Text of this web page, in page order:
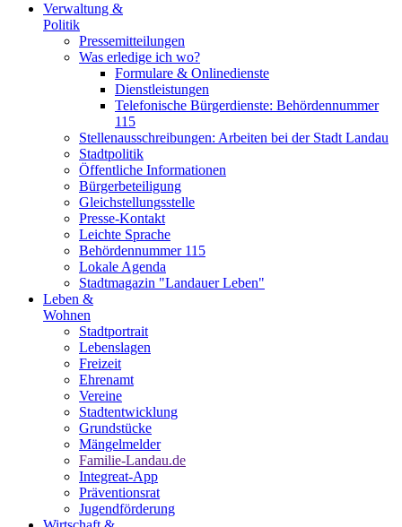
Verwaltung &
Politik
Pressemitteilungen
Was erledige ich wo?
Formulare & Onlinedienste
Dienstleistungen
Telefonische Bürgerdienste: Behördennummer
115
Stellenausschreibungen: Arbeiten bei der Stadt Landau
Stadtpolitik
Öffentliche Informationen
Bürgerbeteiligung
Gleichstellungsstelle
Presse-Kontakt
Leichte Sprache
Behördennummer 115
Lokale Agenda
Stadtmagazin "Landauer Leben"
Leben &
Wohnen
Stadtportrait
Lebenslagen
Freizeit
Ehrenamt
Vereine
Stadtentwicklung
Grundstücke
Mängelmelder
Familie-Landau.de
Integreat-App
Präventionsrat
Jugendförderung